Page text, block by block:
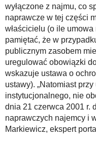
wyłączone z najmu, co
naprawcze w tej części
właścicielu (o ile
pamiętać, że w
publicznym zasobem
uregulować obowiązki
wskazuje ustawa o
ustawy). „Natomiast
instytucjonalnego, nie
dnia 21 czerwca 2001 r.
naprawczych najemcy i
Markiewicz, ekspert